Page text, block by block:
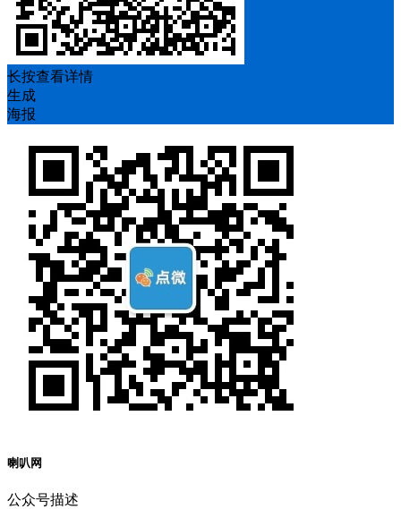
长按查看详情
生成
海报
喇叭网
公众号描述